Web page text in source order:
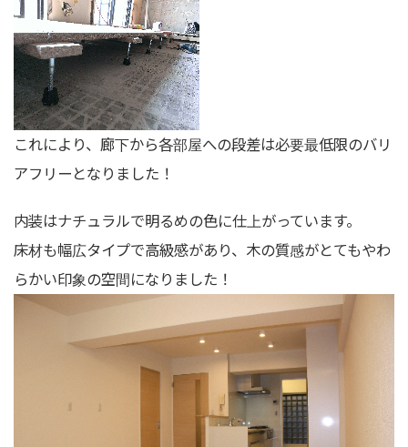
これにより、廊下から各部屋への段差は必要最低限のバリ
アフリーとなりました！
内装はナチュラルで明るめの色に仕上がっています。
床材も幅広タイプで高級感があり、木の質感がとてもやわ
らかい印象の空間になりました！